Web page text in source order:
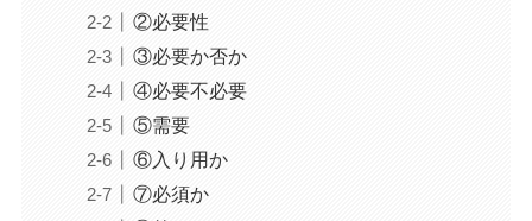
②必要性
③必要か否か
④必要不必要
⑤需要
⑥入り用か
⑦必須か